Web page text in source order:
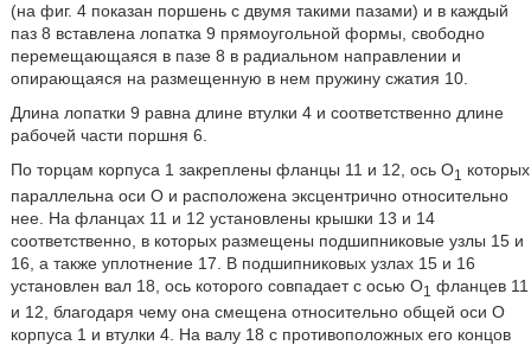
(на фиг. 4 показан поршень с двумя такими пазами) и в каждый
паз 8 вставлена лопатка 9 прямоугольной формы, свободно
перемещающаяся в пазе 8 в радиальном направлении и
опирающаяся на размещенную в нем пружину сжатия 10.
Длина лопатки 9 равна длине втулки 4 и соответственно длине
рабочей части поршня 6.
По торцам корпуса 1 закреплены фланцы 11 и 12, ось O1
которых
параллельна оси O и расположена эксцентрично относительно
нее. На фланцах 11 и 12 установлены крышки 13 и 14
соответственно, в которых размещены подшипниковые узлы 15 и
16, а также уплотнение 17. В подшипниковых узлах 15 и 16
установлен вал 18, ось которого совпадает с осью O1 фланцев 11
и 12, благодаря чему она смещена относительно общей оси O
корпуса 1 и втулки 4. На валу 18 с противоположных его концов